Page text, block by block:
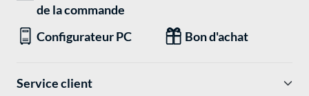
de la commande
Configurateur PC Bon d'achat
Service client